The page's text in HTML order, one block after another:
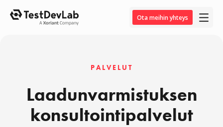
Ota meihin yhteys
PALVELUT
Laadunvarmistuksen
konsultointipalvelut